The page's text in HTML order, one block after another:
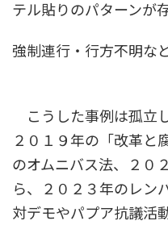
テル貼りのパターンが
強制連行・行方不明な
こうした事例は孤立
２０１９年の「改革と
のオムニバス法、２０
ら、２０２３年のレン
対デモやパプア抗議活